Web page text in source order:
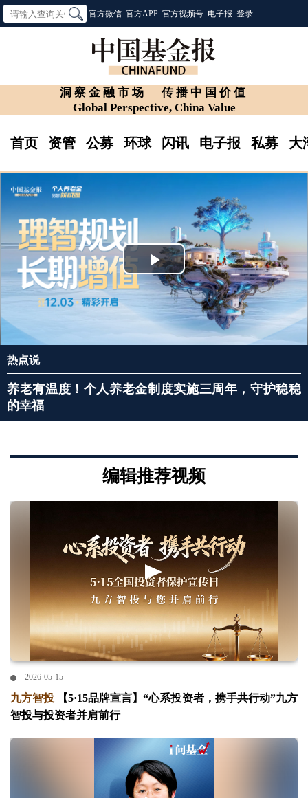
官方微信 官方APP 官方视频号 电子报 登录
洞察金融市场
传播中国价值
Global Perspective, China Value
首页 资管 公募 环球 闪讯 电子报 私募 大
Play
Video
热点说
养老有温度！个人养老金制度实施三周年，守护稳稳
的幸福
编辑推荐视频
2026-05-15
九方智投
【5·15品牌宣言】“心系投资者，携手共行动”九方
智投与投资者并肩前行